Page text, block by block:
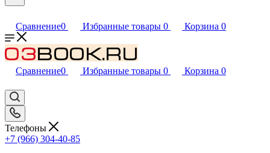
Сравнение0 Избранные товары 0 Корзина 0
Сравнение0 Избранные товары 0 Корзина 0
Телефоны
+7 (966) 304-40-85